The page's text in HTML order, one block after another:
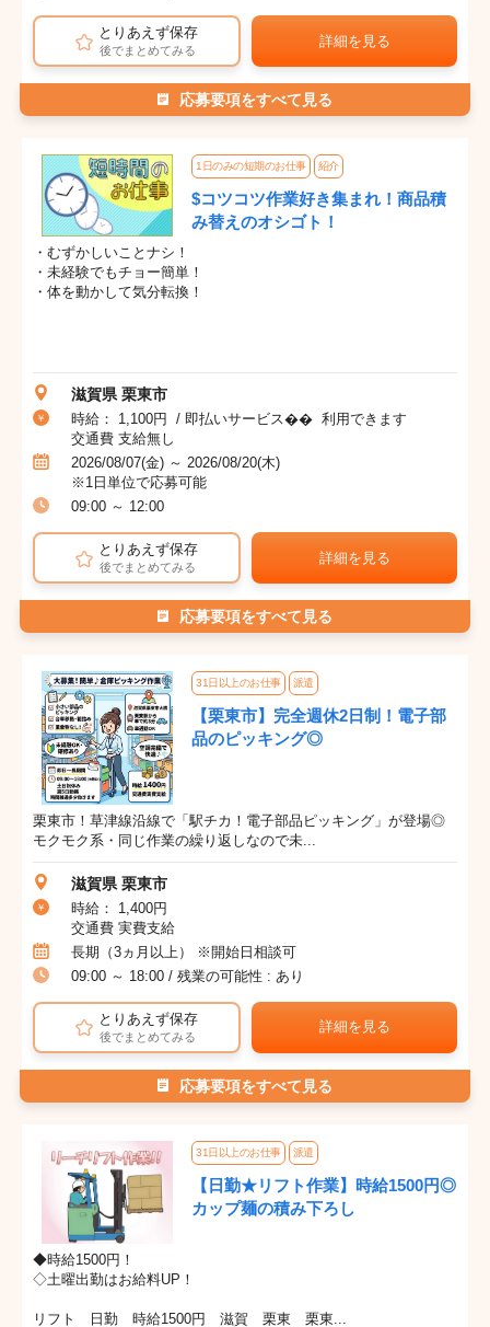
とりあえず保存
後でまとめてみる
詳細を見る
応募要項をすべて見る
1日のみの短期のお仕事 紹介
$コツコツ作業好き集まれ！商品積
み替えのオシゴト！
・むずかしいことナシ！
・未経験でもチョー簡単！
・体を動かして気分転換！
滋賀県 栗東市
時給： 1,100円 / 即払いサービス�� 利用できます
交通費 支給無し
2026/08/07(金) ～ 2026/08/20(木)
※1日単位で応募可能
09:00 ～ 12:00
とりあえず保存
後でまとめてみる
詳細を見る
応募要項をすべて見る
31日以上のお仕事 派遣
【栗東市】完全週休2日制！電子部
品のピッキング◎
栗東市！草津線沿線で「駅チカ！電子部品ピッキング」が登場◎
モクモク系・同じ作業の繰り返しなので未...
滋賀県 栗東市
時給： 1,400円
交通費 実費支給
長期（3ヵ月以上） ※開始日相談可
09:00 ～ 18:00 / 残業の可能性 : あり
とりあえず保存
後でまとめてみる
詳細を見る
応募要項をすべて見る
31日以上のお仕事 派遣
【日勤★リフト作業】時給1500円◎
カップ麺の積み下ろし
◆時給1500円！
◇土曜出勤はお給料UP！
リフト 日勤 時給1500円 滋賀 栗東 栗東...